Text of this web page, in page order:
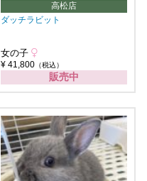
高松店
ダッチラビット
女の子
¥ 41,800 （税込）
販売中